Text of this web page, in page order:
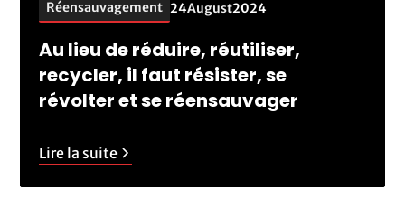
Réensauvagement 24August2024
Au lieu de réduire, réutiliser,
recycler, il faut résister, se
révolter et se réensauvager
Lire la suite